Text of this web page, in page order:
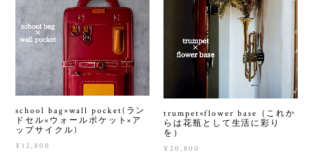
school bag×wall pocket(ラン
ドセル×ウォールポケット×ア
ップサイクル)
¥12,800
trumpet×flower base（これか
らは花瓶として生活に彩り
を）
¥20,800